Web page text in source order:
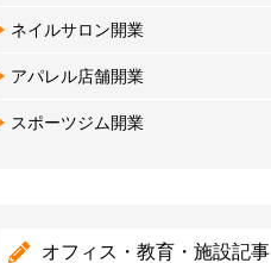
ネイルサロン開業
アパレル店舗開業
スポーツジム開業
オフィス・教育・施設記事